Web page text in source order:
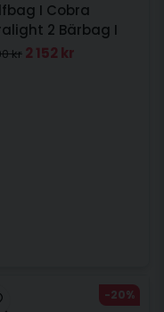
I Cobra
2 Bärbag I
kr 2 152 kr
-20%